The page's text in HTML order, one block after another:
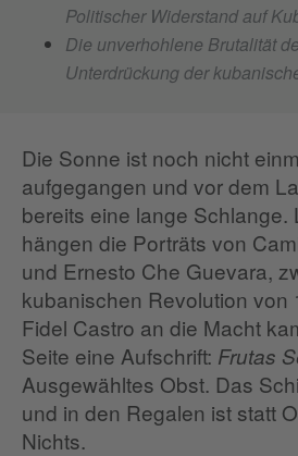
Politischer Widerstand auf
Die unverhohlene Brutalität
Unterdrückung der
Die Sonne ist noch nicht
aufgegangen und vor dem
bereits eine lange Schlange.
hängen die Porträts von
und Ernesto Che Guevara,
kubanischen Revolution von
Fidel Castro an die Macht
Seite eine Aufschrift: Frutas
Ausgewähltes Obst. Das
und in den Regalen ist statt
Nichts.